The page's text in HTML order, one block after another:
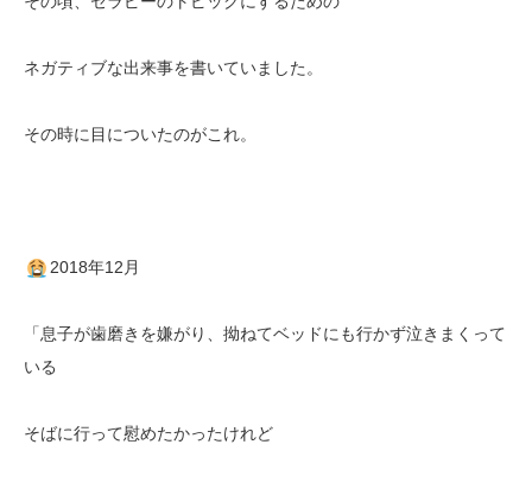
ネガティブな出来事を書いていました。
その時に目についたのがこれ。
2018年12月
「息子が歯磨きを嫌がり、拗ねてベッドにも行かず泣きまくって
いる
そばに行って慰めたかったけれど